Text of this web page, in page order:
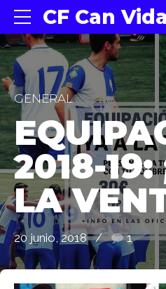
CF Can
GENERAL
2018-19:
LA
20 junio, 2018 1